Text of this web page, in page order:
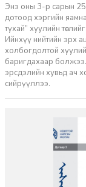
Энэ оны 3-р сарын
дотоод хэргийн
тухай” хуулийн
Ийнхүү нийтийн эрх
холбогдолтой
баригдахаар болжээ.
эрсдэлийн хувьд ач
сийрүүллээ.